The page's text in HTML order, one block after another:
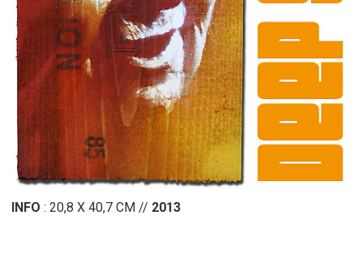
INFO : 20,8 X 40,7 CM // 2013